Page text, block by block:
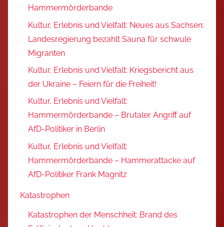
Hammermörderbande
Kultur, Erlebnis und Vielfalt: Neues aus Sachsen:
Landesregierung bezahlt Sauna für schwule
Migranten
Kultur, Erlebnis und Vielfalt: Kriegsbericht aus
der Ukraine – Feiern für die Freiheit!
Kultur, Erlebnis und Vielfalt:
Hammermörderbande – Brutaler Angriff auf
AfD-Politiker in Berlin
Kultur, Erlebnis und Vielfalt:
Hammermörderbande – Hammerattacke auf
AfD-Politiker Frank Magnitz
Katastrophen
Katastrophen der Menschheit: Brand des